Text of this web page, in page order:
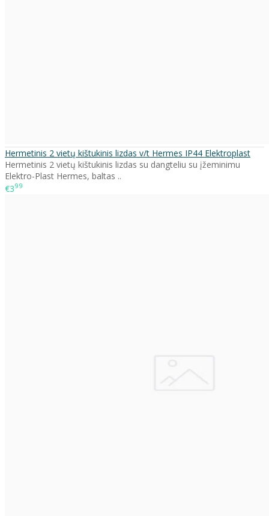
Hermetinis 2 vietų kištukinis lizdas v/t Hermes IP44 Elektroplast
Hermetinis 2 vietų kištukinis lizdas su dangteliu su įžeminimu
Elektro-Plast Hermes, baltas ..
€399